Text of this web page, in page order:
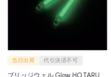
当日出荷 代引決済不可
ブリッジウェル Glow HOTARU